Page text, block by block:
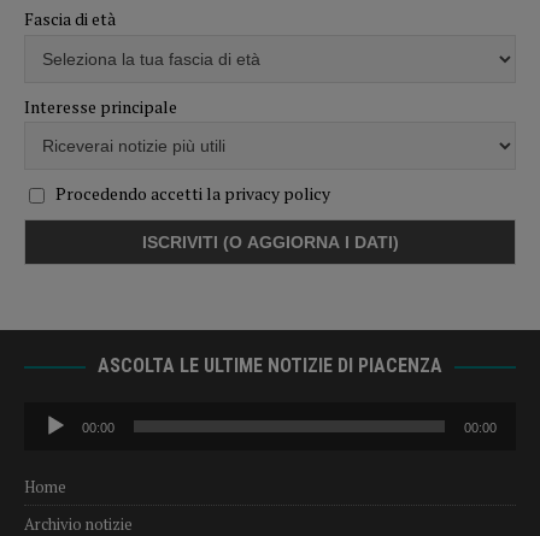
Fascia di età
Interesse principale
Procedendo accetti la privacy policy
ASCOLTA LE ULTIME NOTIZIE DI PIACENZA
Audio
Player
00:00 00:00
Home
Archivio notizie